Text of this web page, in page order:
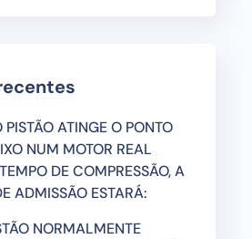
ATINGE O PONTO
NUM MOTOR REAL
DE COMPRESSÃO, A
ADMISSÃO ESTARÁ:
NORMALMENTE